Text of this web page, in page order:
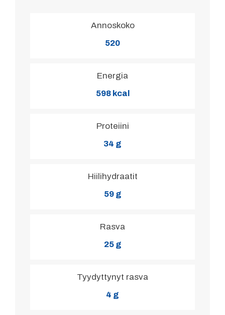
Annoskoko
520
Energia
598 kcal
Proteiini
34 g
Hiilihydraatit
59 g
Rasva
25 g
Tyydyttynyt rasva
4 g